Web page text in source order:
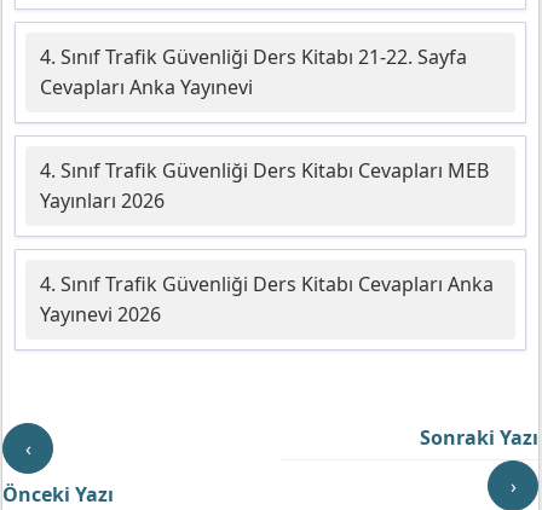
4. Sınıf Trafik Güvenliği Ders Kitabı 21-22. Sayfa
Cevapları Anka Yayınevi
4. Sınıf Trafik Güvenliği Ders Kitabı Cevapları MEB
Yayınları 2026
4. Sınıf Trafik Güvenliği Ders Kitabı Cevapları Anka
Yayınevi 2026
‹
Önceki Yazı
Sonraki Yazı
›